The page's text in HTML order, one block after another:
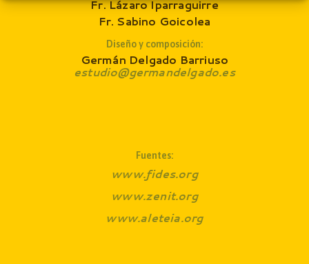
Fr. Lázaro Iparraguirre
Fr. Sabino Goicolea
Diseño y composición:
Germán Delgado Barriuso
estudio@germandelgado.es
Fuentes:
www.fides.org
www.zenit.org
www.aleteia.org